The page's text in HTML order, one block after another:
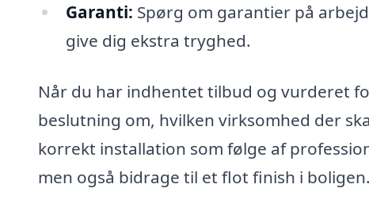
Garanti: Spørg om garantier på
give dig ekstra tryghed.
Når du har indhentet tilbud og vurderet
beslutning om, hvilken virksomhed der
korrekt installation som følge af
men også bidrage til et flot finish i boligen.